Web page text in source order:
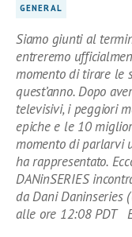
GENERAL
Siamo giunti al
entreremo
momento di tirare le
quest’anno. Dopo
televisivi, i peggiori
epiche e le 10
momento di parlarvi
ha rappresentato.
DANinSERIES
da Dani Daninseries
alle ore 12:08 PDT